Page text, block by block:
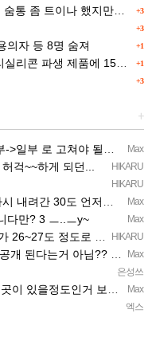
+3
통 좀 트이나 했지만…
+3
+1
의자 등 8명 숨져
+1
에 15% 관세...한국 기업도 영향
+3
+
Max
고쳐야 될듯 ㅡ..ㅡy~
HIKARU
걱~~하게 되던...
HIKARU
Max
에 적응되면 고대로 다시 더움..
Max
다만? 3 ㅡ..ㅡy~
HIKARU
정도로 내려감...─ ─)a
Max
된다는거 아님?? ㅡㅡa
은성쓰
Max
한 게임은 맞는듯 ㅡ..ㅡ... 여태까지 …
엑스